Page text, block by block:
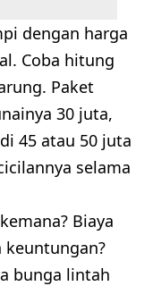
dengan harga
Coba hitung
Paket
30 juta,
45 atau 50 juta
selama
Biaya
bunga lintah